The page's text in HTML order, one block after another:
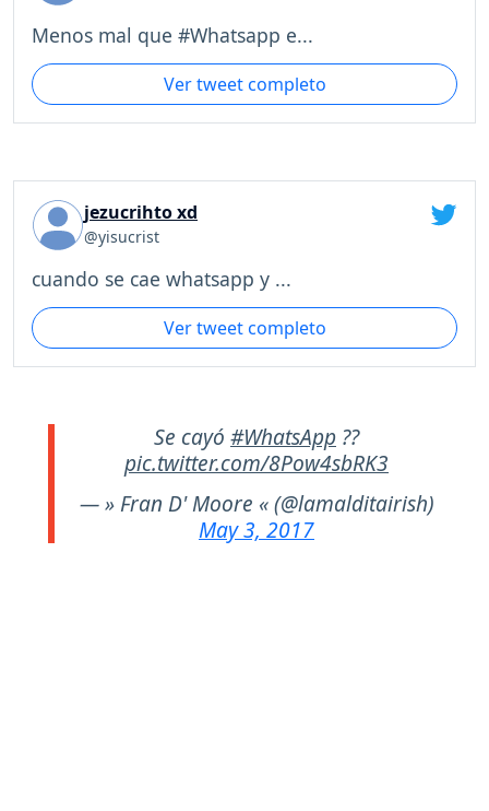
Menos mal que #Whatsapp e...
Ver tweet completo
jezucrihto xd
@yisucrist
cuando se cae whatsapp y ...
Ver tweet completo
Se cayó #WhatsApp ??
pic.twitter.com/8Pow4sbRK3
— » Fran D' Moore « (@lamalditairish)
May 3, 2017